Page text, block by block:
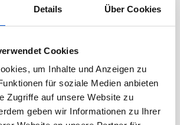
Details Über Cookies
Cookies
um Inhalte und Anzeigen zu
für soziale Medien anbieten
Zugriffe auf unsere Website zu
geben wir Informationen zu Ihrer